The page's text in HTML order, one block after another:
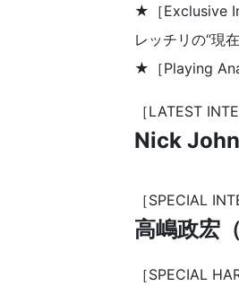
★［Exclusive
レッチリの“現
★［Playing
［LATEST
Nick
［SPECIAL
高嶋政宏
［SPECIAL